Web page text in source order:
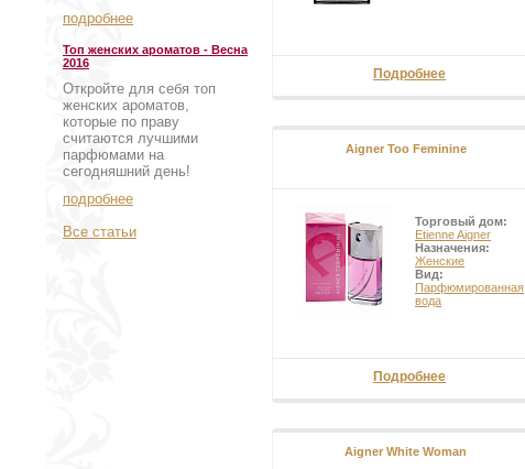
подробнее
Топ женских ароматов - Весна
2016
Откройте для себя топ
женских ароматов,
которые по праву
считаются лучшими
парфюмами на
сегодняшний день!
подробнее
Все статьи
Подробнее
Aigner Too Feminine
Торговый дом:
Etienne Aigner
Назначения:
Женские
Вид:
Парфюмированная
вода
Подробнее
Aigner White Woman